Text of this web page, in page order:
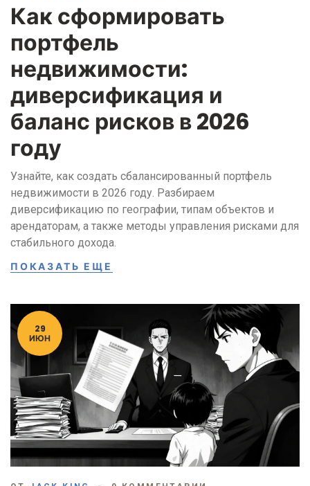
Как сформировать
портфель
недвижимости:
диверсификация и
баланс рисков в 2026
году
Узнайте, как создать сбалансированный портфель
недвижимости в 2026 году. Разбираем
диверсификацию по географии, типам объектов и
арендаторам, а также методы управления рисками для
стабильного дохода.
ПОКАЗАТЬ ЕЩЕ
29
ИЮН